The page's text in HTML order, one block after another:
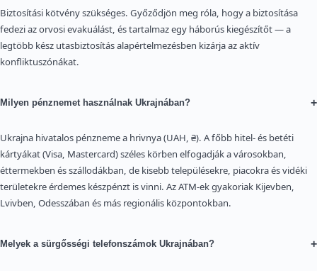
Biztosítási kötvény szükséges. Győződjön meg róla, hogy a biztosítása
fedezi az orvosi evakuálást, és tartalmaz egy háborús kiegészítőt — a
legtöbb kész utasbiztosítás alapértelmezésben kizárja az aktív
konfliktuszónákat.
Milyen pénznemet használnak Ukrajnában? +
Ukrajna hivatalos pénzneme a hrivnya (UAH, ₴). A főbb hitel- és betéti
kártyákat (Visa, Mastercard) széles körben elfogadják a városokban,
éttermekben és szállodákban, de kisebb településekre, piacokra és vidéki
területekre érdemes készpénzt is vinni. Az ATM-ek gyakoriak Kijevben,
Lvivben, Odesszában és más regionális központokban.
Melyek a sürgősségi telefonszámok Ukrajnában? +